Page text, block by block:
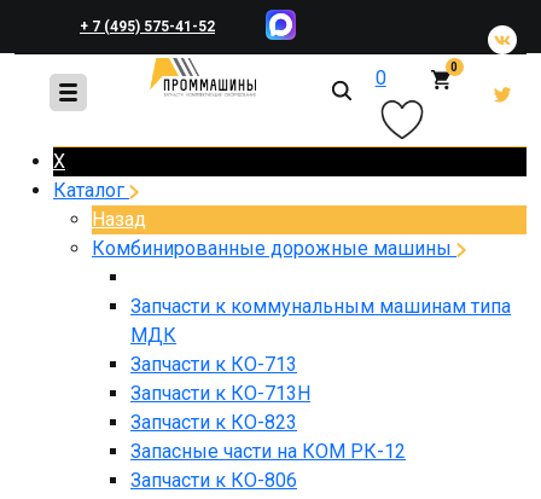
+ 7 (495) 575-41-52
+ 7 (495) 648-45-83 0 0
X
Каталог
Назад
Комбинированные дорожные машины
Запчасти к коммунальным машинам типа
МДК
Запчасти к КО-713
Запчасти к КО-713Н
Запчасти к КО-823
Запасные части на КОМ РК-12
Запчасти к КО-806